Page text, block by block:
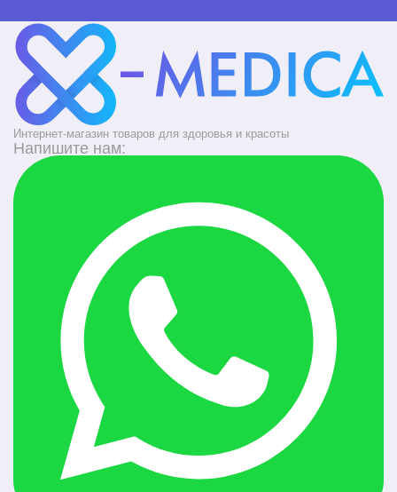
Интернет-магазин товаров для здоровья и красоты
Напишите нам: